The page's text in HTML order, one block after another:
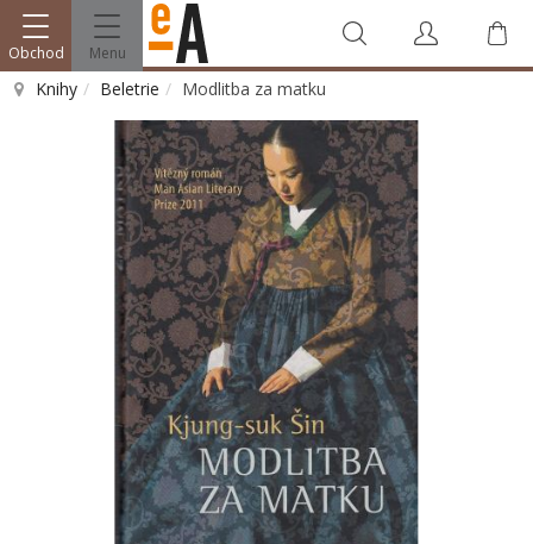
Obchod Menu
Knihy Beletrie Modlitba za matku